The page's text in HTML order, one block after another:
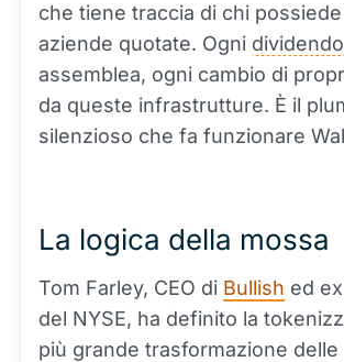
che tiene traccia di chi
aziende quotate. Ogni dividendo
assemblea, ogni cambio di
da queste infrastrutture. È il
silenzioso che fa funzionare
La logica della mossa
Tom Farley, CEO di Bullish ed
del NYSE, ha definito la
più grande trasformazione delle